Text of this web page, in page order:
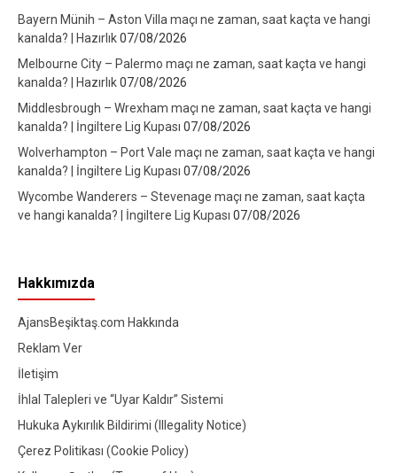
Bayern Münih – Aston Villa maçı ne zaman, saat kaçta ve hangi
kanalda? | Hazırlık07/08/2026
Melbourne City – Palermo maçı ne zaman, saat kaçta ve hangi
kanalda? | Hazırlık07/08/2026
Middlesbrough – Wrexham maçı ne zaman, saat kaçta ve hangi
kanalda? | İngiltere Lig Kupası 07/08/2026
Wolverhampton – Port Vale maçı ne zaman, saat kaçta ve hangi
kanalda? | İngiltere Lig Kupası 07/08/2026
Wycombe Wanderers – Stevenage maçı ne zaman, saat kaçta
ve hangi kanalda? | İngiltere Lig Kupası 07/08/2026
Hakkımızda
AjansBeşiktaş.com Hakkında
Reklam Ver
İletişim
İhlal Talepleri ve “Uyar Kaldır” Sistemi
Hukuka Aykırılık Bildirimi (Illegality Notice)
Çerez Politikası (Cookie Policy)